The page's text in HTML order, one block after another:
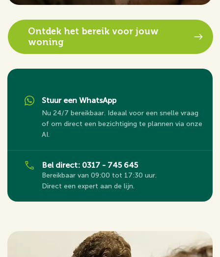
Ontdek het bereik voor jouw
woning
Stuur een WhatsApp
Nu 24/7 bereikbaar. Ideaal voor een snelle vraag
of om direct een bezichtiging te plannen via onze
AI.
Bel direct: 0317 - 745 645
Bereikbaar van 09:00 tot 17:30 uur.
Direct een expert aan de lijn.